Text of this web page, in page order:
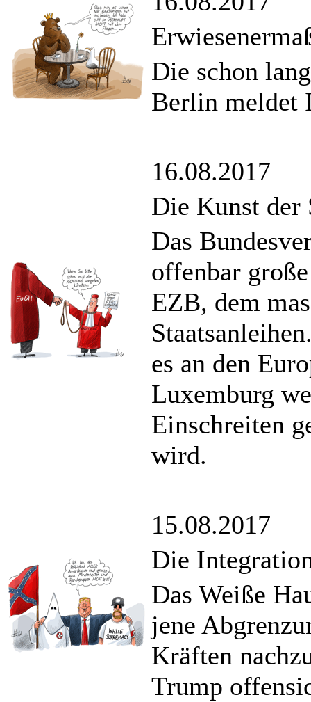
Die schon
Berlin meldet
16.08.2017
Die Kunst der
Das
offenbar
EZB, dem
es an den
Luxemburg
Einschreiten
wird.
15.08.2017
Die
Das Weiße
jene
Kräften
Trump